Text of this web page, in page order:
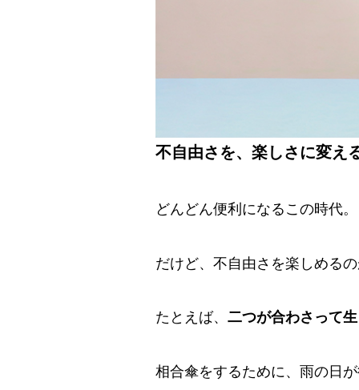
不自由さを、楽しさに変え
どんどん便利になるこの時代。
だけど、不自由さを楽しめる
たとえば、 二つが合わさって
相合傘をするために、雨の日